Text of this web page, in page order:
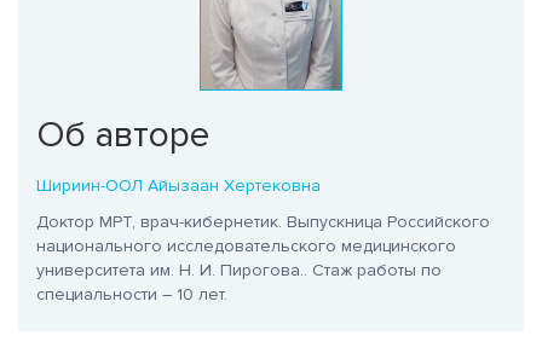
Об авторе
Шириин-ООЛ Айызаан Хертековна
Доктор МРТ, врач-кибернетик. Выпускница Российского
национального исследовательского медицинского
университета им. Н. И. Пирогова.. Стаж работы по
специальности – 10 лет.